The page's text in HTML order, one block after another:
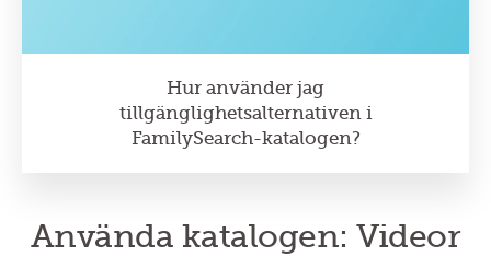
Hur använder jag
tillgänglighetsalternativen i
FamilySearch-katalogen?
Använda katalogen: Videor